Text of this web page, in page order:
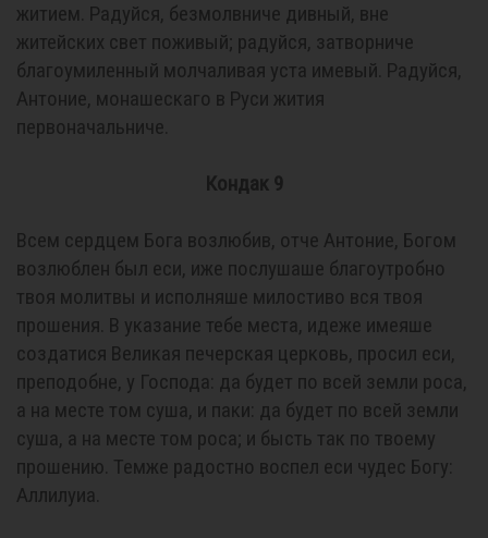
житием. Радуйся, безмолвниче дивный, вне
житейских свет поживый; радуйся, затворниче
благоумиленный молчаливая уста имевый. Радуйся,
Антоние, монашескаго в Руси жития
первоначальниче.
Кондак 9
Всем сердцем Бога возлюбив, отче Антоние, Богом
возлюблен был еси, иже послушаше благоутробно
твоя молитвы и исполняше милостиво вся твоя
прошения. В указание тебе места, идеже имеяше
создатися Великая печерская церковь, просил еси,
преподобне, у Господа: да будет по всей земли роса,
а на месте том суша, и паки: да будет по всей земли
суша, а на месте том роса; и бысть так по твоему
прошению. Темже радостно воспел еси чудес Богу:
Аллилуиа.